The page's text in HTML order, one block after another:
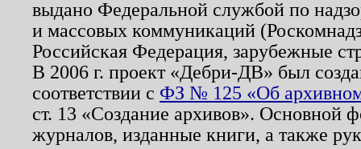
выдано Федеральной службой по
и массовых коммуникаций
Российская Федерация, зарубежные
В 2006 г. проект «Дебри-ДВ» был
соответствии с ФЗ № 125 «Об
ст. 13 «Создание архивов». Основной
журналов, изданные книги, а также